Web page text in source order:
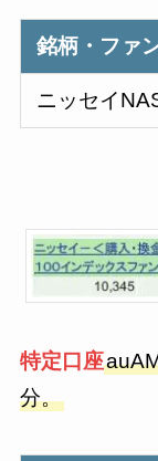
銘柄・ファ
ニッセイ
特定口座
分。